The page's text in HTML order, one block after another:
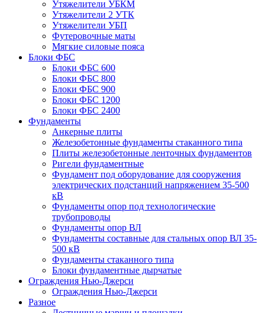
Утяжелители УБКМ
Утяжелители 2 УТК
Утяжелители УБП
Футеровочные маты
Мягкие силовые пояса
Блоки ФБС
Блоки ФБС 600
Блоки ФБС 800
Блоки ФБС 900
Блоки ФБС 1200
Блоки ФБС 2400
Фундаменты
Анкерные плиты
Железобетонные фундаменты стаканного типа
Плиты железобетонные ленточных фундаментов
Ригели фундаментные
Фундамент под оборудование для сооружения
электрических подстанций напряжением 35-500
кВ
Фундаменты опор под технологические
трубопроводы
Фундаменты опор ВЛ
Фундаменты составные для стальных опор ВЛ 35-
500 кВ
Фундаменты стаканного типа
Блоки фундаментные дырчатые
Ограждения Нью-Джерси
Ограждения Нью-Джерси
Разное